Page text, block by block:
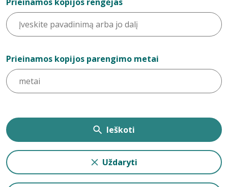
Prieinamos kopijos parengimo metai
Ieškoti
Uždaryti